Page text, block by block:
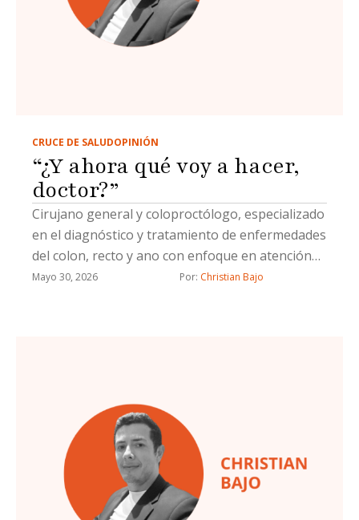
CRUCE DE SALUDOPINIÓN
“¿Y ahora qué voy a hacer,
doctor?”
Cirujano general y coloproctólogo, especializado
en el diagnóstico y tratamiento de enfermedades
del colon, recto y ano con enfoque en atención
integral y precisión quirúrgica
Mayo 30, 2026 Por: Christian Bajo